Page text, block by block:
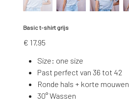
Basic t-shirt grijs
Prijs
€ 17,95
Size: one size
Past perfect van 36 tot 42
Ronde hals + korte mouwen
30° Wassen